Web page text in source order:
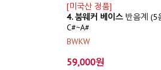
[미국산 정품]
4. 붐웨커 베이스 반음계 (5
C#~A#
BWKW
59,000원